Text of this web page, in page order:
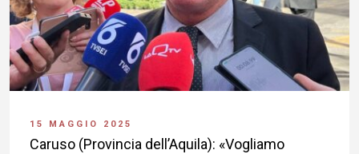
15 MAGGIO 2025
Caruso (Provincia dell’Aquila): «Vogliamo